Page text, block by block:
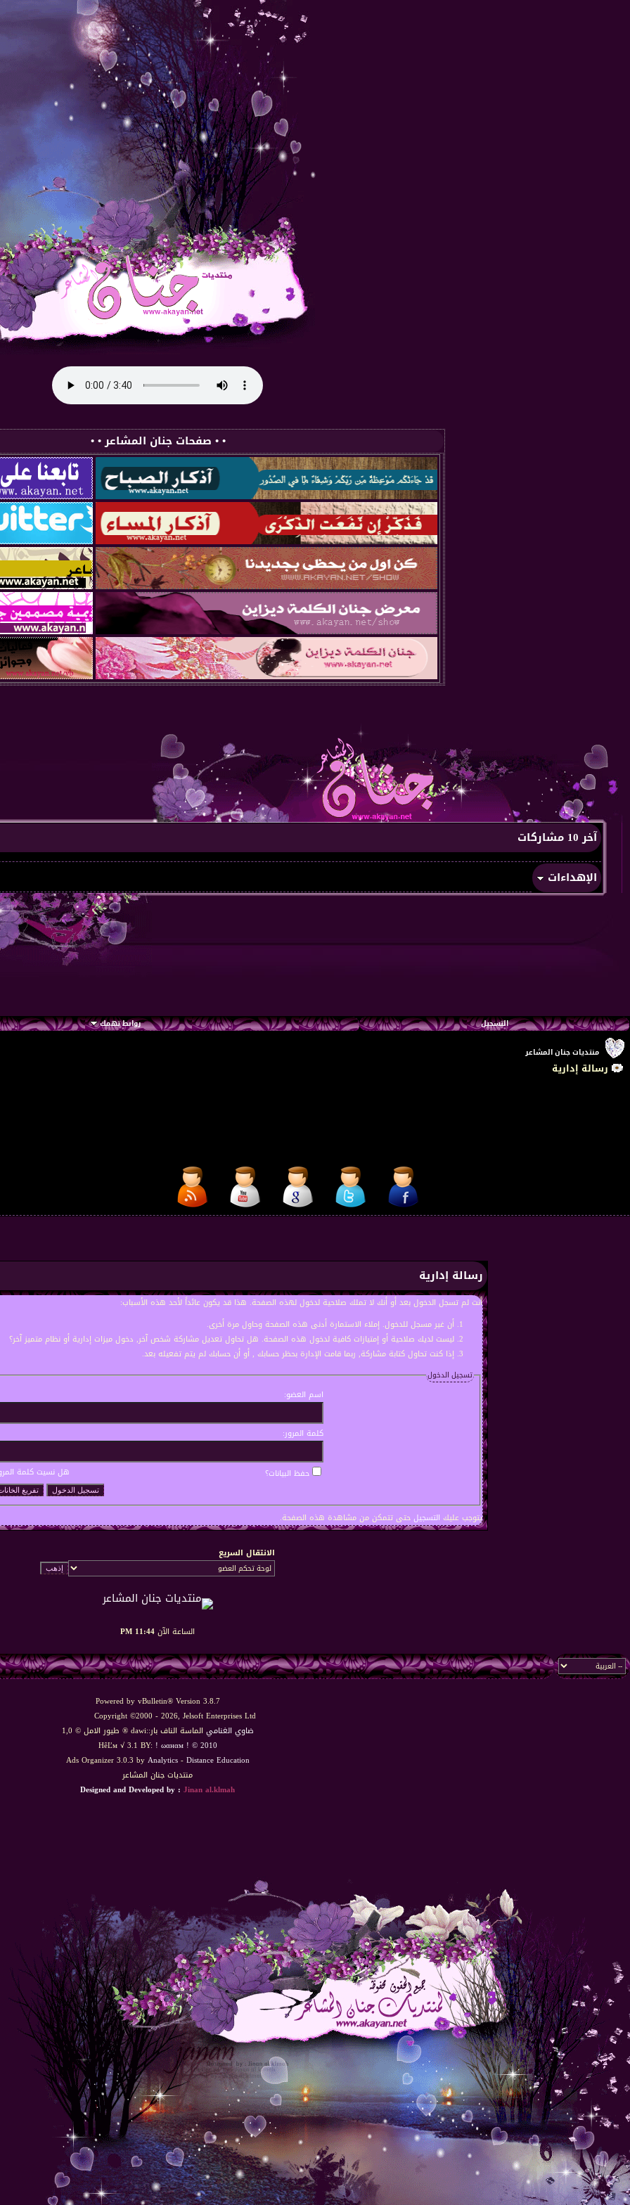
• • صفحات جنان المشاعر • •
آخر 10 مشاركات
الإهداءات
التسجيل روابط تهمك
منتديات جنان المشاعر
رسالة إدارية
رسالة إدارية
أنت لم تسجل الدخول بعد أو أنك لا تملك صلاحية لدخول لهذه الصفحة. هذا قد يكون عائداً لأحد هذه الأسباب:
أن غير مسجل للدخول. إملاء الاستمارة أدنى هذه الصفحة وحاول مرة أخرى.
ليست لديك صلاحية أو إمتيازات كافية لدخول هذه الصفحة. هل تحاول تعديل مشاركة شخص آخر, دخول ميزات إدارية أو نظام متميز آخر؟
إذا كنت تحاول كتابة مشاركة, ربما قامت الإدارة بحظر حسابك , أو أن حسابك لم يتم تفعيله بعد.
تسجيل الدخول
اسم العضو:
كلمة المرور:
هل نسيت كلمة حفظ البيانات؟
يتوجب عليك التسجيلحتى تتمكن من مشاهدة هذه الصفحة.
الانتقال السريع
الساعة الآن11:44 PM
Powered by vBulletin® Version 3.8.7
Copyright ©2000 - 2026, Jelsoft Enterprises Ltd
ضاوي الغنامي الماسة الناف بار::dawi ® طيور الامل © 1,0
HêĽм √ 3.1 BY: ! ωαнαм ! © 2010
Ads Organizer 3.0.3 byAnalytics-Distance Education
منتديات جنان المشاعر
Designed and Developed by : Jinan al.klmah